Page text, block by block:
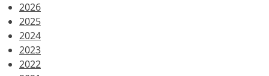
2026
2025
2024
2023
2022